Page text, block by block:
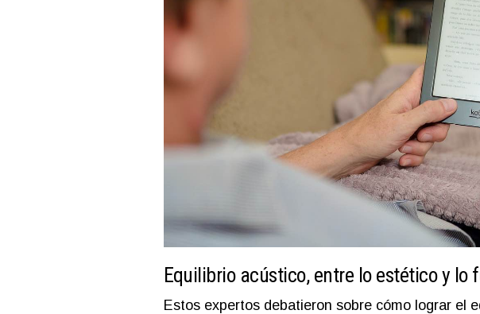
Equilibrio acústico, entre lo estético y lo
Estos expertos debatieron sobre cómo lograr el